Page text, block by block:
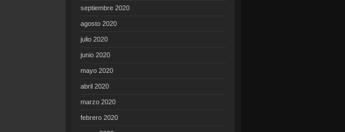
septiembre 2020
agosto 2020
julio 2020
junio 2020
mayo 2020
abril 2020
marzo 2020
febrero 2020